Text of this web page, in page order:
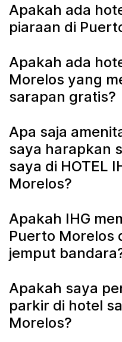
Apakah ada
piaraan di
Apakah ada
Morelos yang
sarapan gratis?
Apa saja
saya harapkan
saya di HOTEL
Morelos?
Apakah IHG
Puerto Morelos
jemput
Apakah saya
parkir di hotel
Morelos?